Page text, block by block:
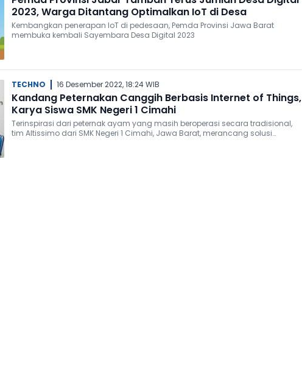
2023, Warga Ditantang Optimalkan IoT di Desa
Kembangkan penerapan IoT di pedesaan, Pemda Provinsi Jawa Barat
membuka kembali Sayembara Desa Digital 2023
TECHNO 16 Desember 2022, 18:24 WIB
Kandang Peternakan Canggih Berbasis Internet of Things,
Karya Siswa SMK Negeri 1 Cimahi
Terinspirasi dari peternak ayam yang masih beroperasi secara tradisional,
tim Altissimo dari SMK Negeri 1 Cimahi, Jawa Barat, merancang solusi